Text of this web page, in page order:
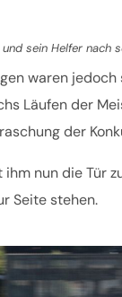
sein Helfer nach
waren
Läufen der
der
nun die Tür
Seite stehen.